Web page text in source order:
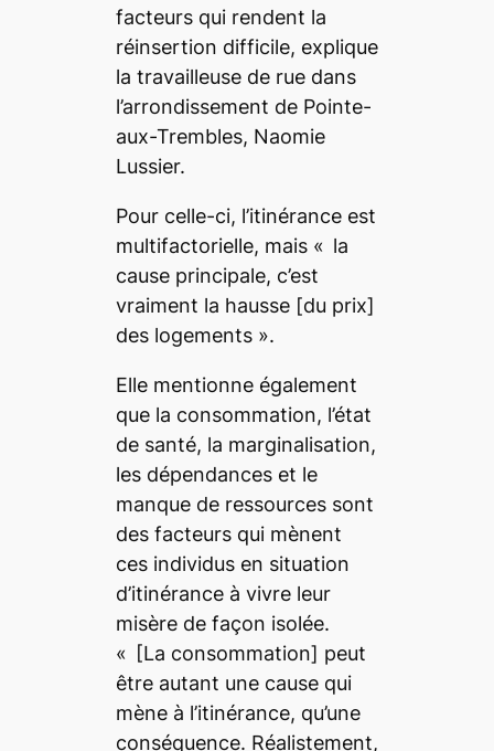
facteurs qui rendent la
réinsertion difficile, explique
la travailleuse de rue dans
l’arrondissement de Pointe-
aux-Trembles, Naomie
Lussier.
Pour celle-ci, l’itinérance est
multifactorielle, mais « la
cause principale, c’est
vraiment la hausse [du prix]
des logements ».
Elle mentionne également
que la consommation, l’état
de santé, la marginalisation,
les dépendances et le
manque de ressources sont
des facteurs qui mènent
ces individus en situation
d’itinérance à vivre leur
misère de façon isolée.
« [La consommation] peut
être autant une cause qui
mène à l’itinérance, qu’une
conséquence. Réalistement,